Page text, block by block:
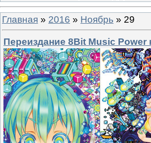
Главная » 2016 » Ноябрь » 29
Переиздание 8Bit Music Power